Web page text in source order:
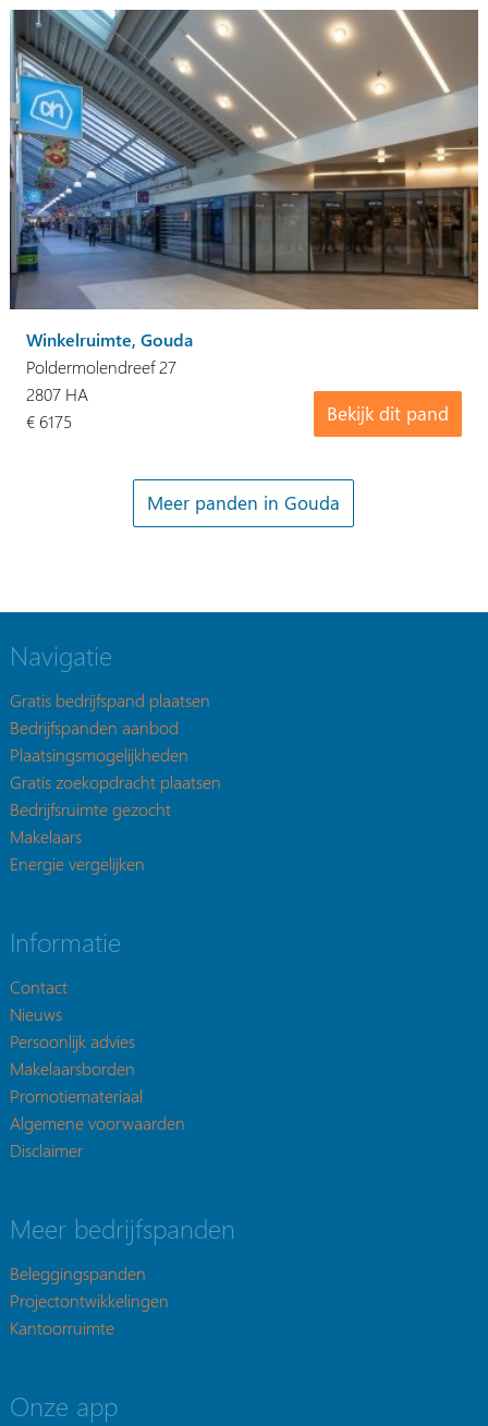
Winkelruimte, Gouda
Poldermolendreef 27
Bekijk dit pand
2807 HA
€ 6175
Meer panden in Gouda
Navigatie
Gratis bedrijfspand plaatsen
Bedrijfspanden aanbod
Plaatsingsmogelijkheden
Gratis zoekopdracht plaatsen
Bedrijfsruimte gezocht
Makelaars
Energie vergelijken
Informatie
Contact
Nieuws
Persoonlijk advies
Makelaarsborden
Promotiemateriaal
Algemene voorwaarden
Disclaimer
Meer bedrijfspanden
Beleggingspanden
Projectontwikkelingen
Kantoorruimte
Onze app